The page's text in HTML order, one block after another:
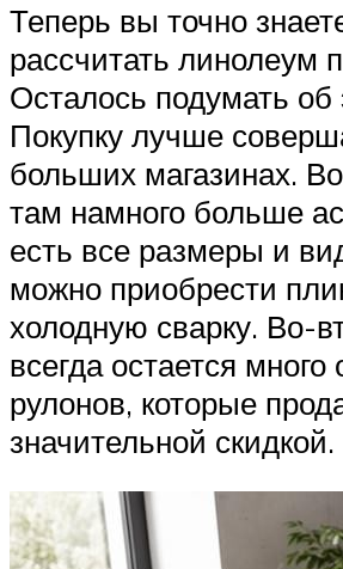
Теперь вы точно
рассчитать линолеум
Осталось подумать об
Покупку лучше
больших магазинах.
там намного больше
есть все размеры и
можно приобрести
холодную сварку. Во-
всегда остается много
рулонов, которые
значительной скидкой.